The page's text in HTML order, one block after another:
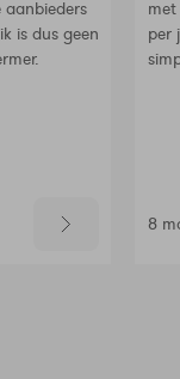
is dus geen
per
8